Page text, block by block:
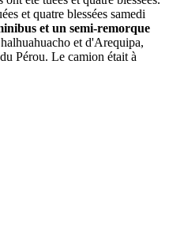
et quatre blessées samedi
et un semi-remorque
et d'Arequipa,
Pérou. Le camion était à